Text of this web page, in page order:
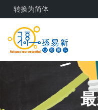
转换为简体